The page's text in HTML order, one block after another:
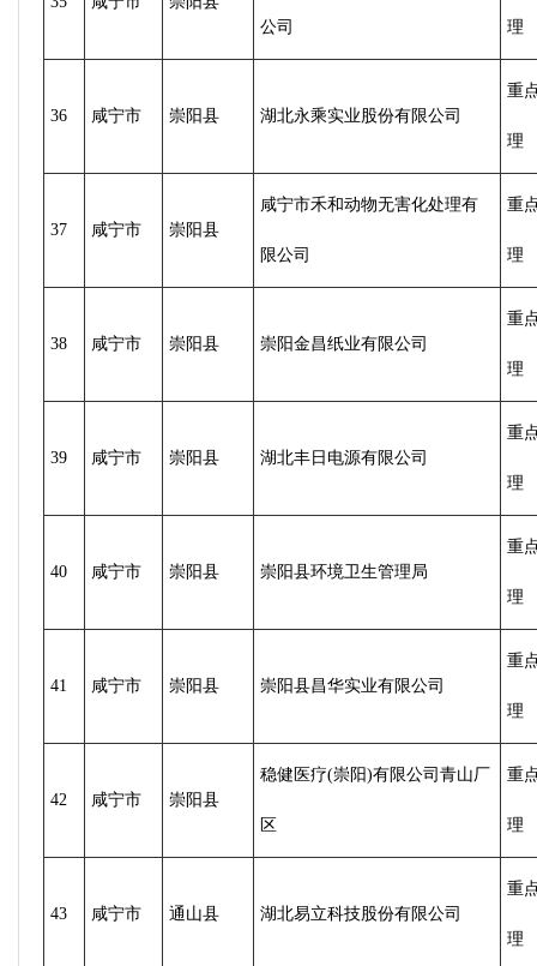
公司 理
36 咸宁市 崇阳县 湖北永乘实业股份有限公司
重
理
37 咸宁市 崇阳县
咸宁市禾和动物无害化处理有
限公司
重
理
38 咸宁市 崇阳县 崇阳金昌纸业有限公司
重
理
39 咸宁市 崇阳县 湖北丰日电源有限公司
重
理
40 咸宁市 崇阳县 崇阳县环境卫生管理局
重
理
41 咸宁市 崇阳县 崇阳县昌华实业有限公司
重
理
42 咸宁市 崇阳县
稳健医疗(崇阳)有限公司青山厂
区
重
理
43 咸宁市 通山县 湖北易立科技股份有限公司
重
理